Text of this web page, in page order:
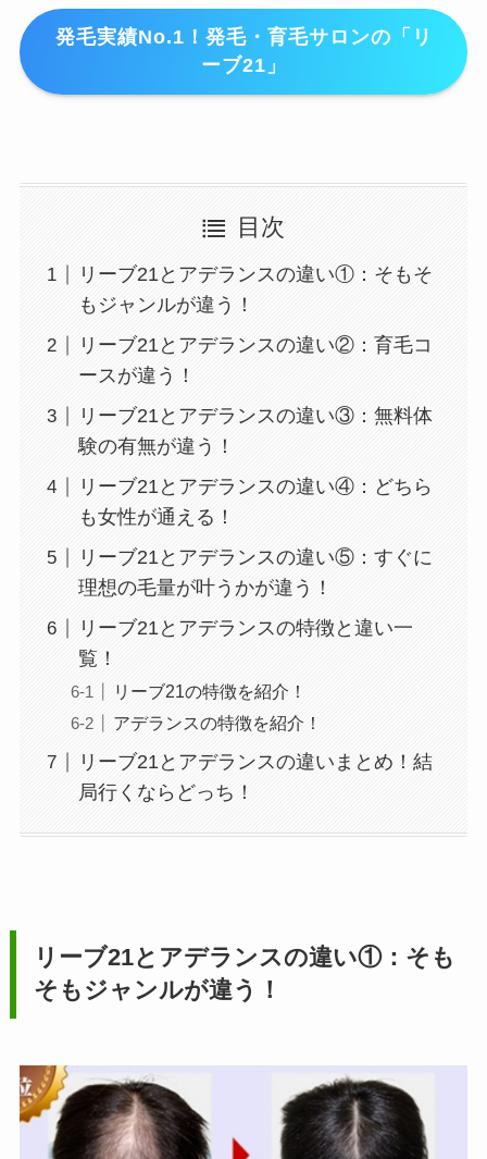
発毛実績No.1！発毛・育毛サロンの「リ
ーブ21」
目次
リーブ21とアデランスの違い①：そもそ
もジャンルが違う！
リーブ21とアデランスの違い②：育毛コ
ースが違う！
リーブ21とアデランスの違い③：無料体
験の有無が違う！
リーブ21とアデランスの違い④：どちら
も女性が通える！
リーブ21とアデランスの違い⑤：すぐに
理想の毛量が叶うかが違う！
リーブ21とアデランスの特徴と違い一
覧！
リーブ21の特徴を紹介！
アデランスの特徴を紹介！
リーブ21とアデランスの違いまとめ！結
局行くならどっち！
リーブ21とアデランスの違い①：そも
そもジャンルが違う！